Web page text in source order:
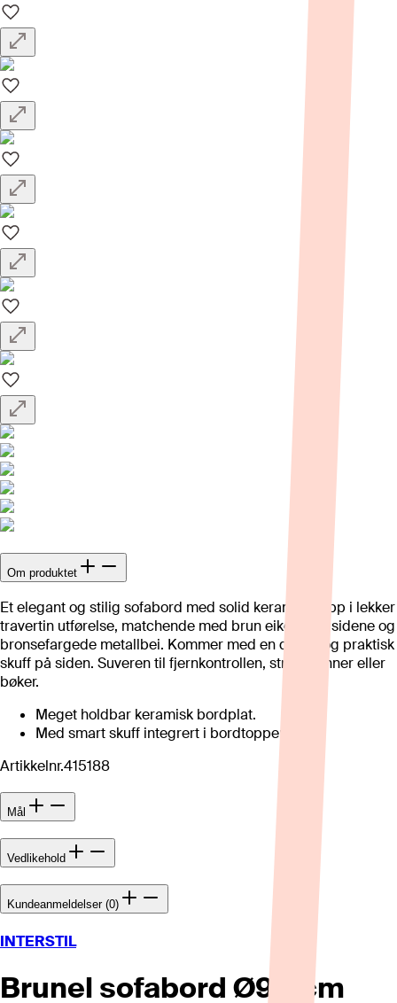
Om produktet
Et elegant og stilig sofabord med solid keramisk topp i lekker
travertin utførelse, matchende med brun eikefinér i sidene og
bronsefargede metallbei. Kommer med en diskré og praktisk
skuff på siden. Suveren til fjernkontrollen, strikkepinner eller
bøker.
Meget holdbar keramisk bordplat.
Med smart skuff integrert i bordtoppen.
Artikkelnr.415188
Mål
Vedlikehold
Kundeanmeldelser (0)
INTERSTIL
Brunel sofabord Ø90 cm